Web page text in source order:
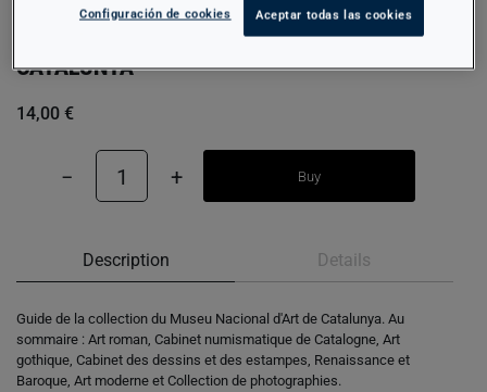
LE GUIDE. MUSEU NACIONAL D'ART DE
CATALUNYA
14,00 €
− 1 + Buy
Description Details
Guide de la collection du Museu Nacional d'Art de Catalunya. Au
sommaire : Art roman, Cabinet numismatique de Catalogne, Art
gothique, Cabinet des dessins et des estampes, Renaissance et
Baroque, Art moderne et Collection de photographies.
Configuración de cookies Aceptar todas las cookies